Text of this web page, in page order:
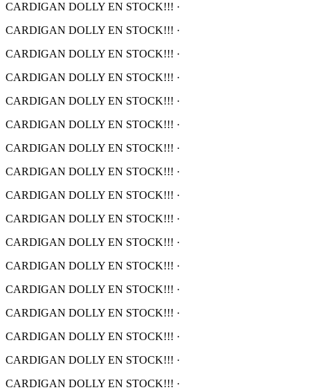
CARDIGAN DOLLY EN STOCK!!! ·
CARDIGAN DOLLY EN STOCK!!! ·
CARDIGAN DOLLY EN STOCK!!! ·
CARDIGAN DOLLY EN STOCK!!! ·
CARDIGAN DOLLY EN STOCK!!! ·
CARDIGAN DOLLY EN STOCK!!! ·
CARDIGAN DOLLY EN STOCK!!! ·
CARDIGAN DOLLY EN STOCK!!! ·
CARDIGAN DOLLY EN STOCK!!! ·
CARDIGAN DOLLY EN STOCK!!! ·
CARDIGAN DOLLY EN STOCK!!! ·
CARDIGAN DOLLY EN STOCK!!! ·
CARDIGAN DOLLY EN STOCK!!! ·
CARDIGAN DOLLY EN STOCK!!! ·
CARDIGAN DOLLY EN STOCK!!! ·
CARDIGAN DOLLY EN STOCK!!! ·
CARDIGAN DOLLY EN STOCK!!! ·